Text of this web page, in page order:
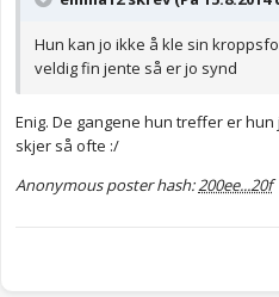
Hun kan jo ikke å kle sin
veldig fin jente så er jo synd
Enig. De gangene hun treffer er
skjer så ofte :/
Anonymous poster hash:200ee...20f